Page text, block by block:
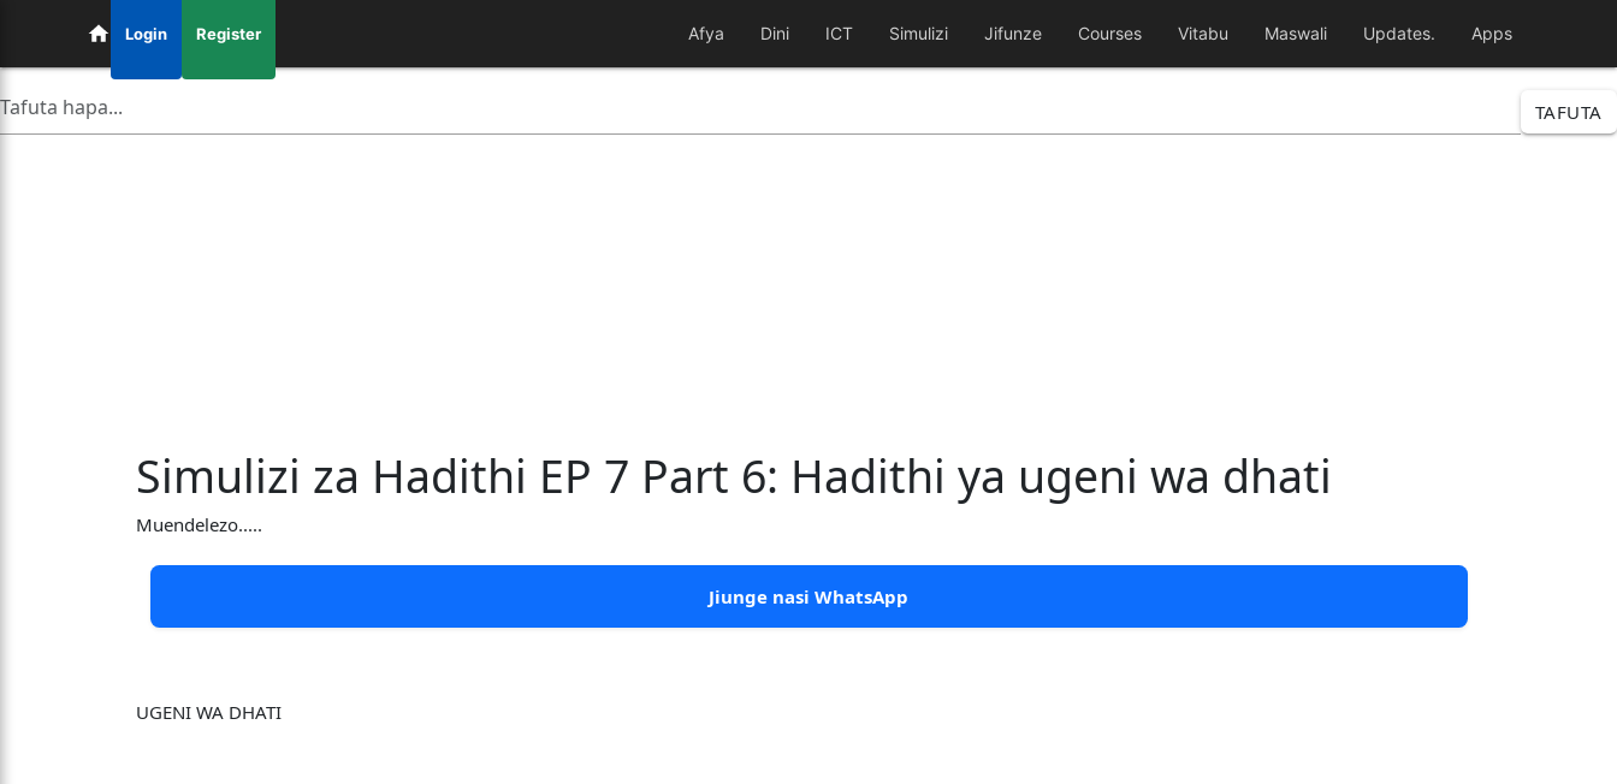
Login Register Afya Dini ICT Simulizi Jifunze Courses Vitabu Maswali Updates. Apps
TAFUTA
Simulizi za Hadithi EP 7 Part 6: Hadithi ya ugeni wa dhati
Muendelezo.....
Jiunge nasi WhatsApp
UGENI WA DHATI